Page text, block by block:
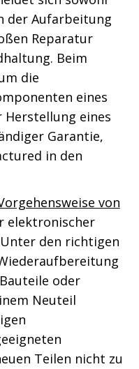
der Aufarbeitung
Reparatur
Beim
die
eines
Herstellung eines
Garantie,
in den
von
elektronischer
den richtigen
oder
Neuteil
Teilen nicht zu